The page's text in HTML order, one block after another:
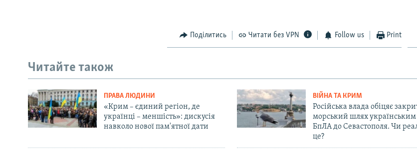
Поділитись Читати без VPN Follow us Print
Читайте також
ПРАВА ЛЮДИНИ
«Крим – єдиний регіон, де
українці – меншість»: дискусія
навколо нової пам'ятної дати
ВІЙНА ТА КРИМ
Російська влада обіцяє
морський шлях українським
БпЛА до Севастополя. Чи
це?